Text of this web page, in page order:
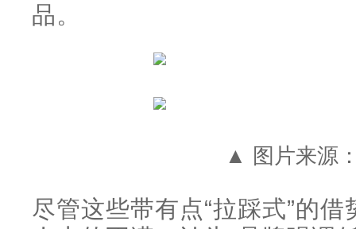
品。
▲ 图片来源
尽管这些带有点“拉踩式”的